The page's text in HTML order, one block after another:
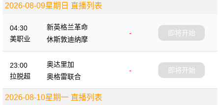
2026-08-09星期日 直播列表
04:30
美职业
新英格兰革命
-
休斯敦迪纳摩
即将开始
23:00
拉脱超
奥达里加
-
奥格雷联合
即将开始
2026-08-10星期一 直播列表